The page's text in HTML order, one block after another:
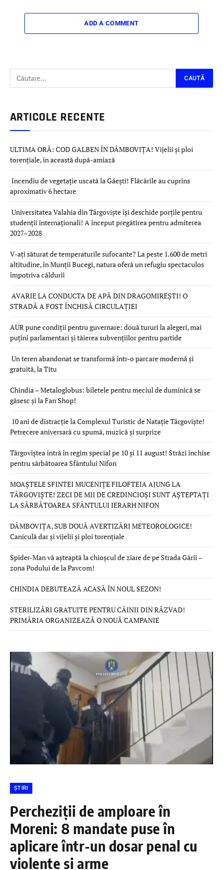
ADD A COMMENT
ARTICOLE RECENTE
ULTIMA ORĂ: COD GALBEN ÎN DÂMBOVIȚA! Vijelii și ploi
torențiale, în această după-amiază
Incendiu de vegetație uscată la Găești! Flăcările au cuprins
aproximativ 6 hectare
Universitatea Valahia din Târgoviște își deschide porțile pentru
studenții internaționali! A început pregătirea pentru admiterea
2027–2028
V-ați săturat de temperaturile sufocante? La peste 1.600 de metri
altitudine, în Munții Bucegi, natura oferă un refugiu spectaculos
împotriva căldurii
AVARIE LA CONDUCTA DE APĂ DIN DRAGOMIREȘTI! O
STRADĂ A FOST ÎNCHISĂ CIRCULAȚIEI
AUR pune condiții pentru guvernare: două tururi la alegeri, mai
puțini parlamentari și tăierea subvențiilor pentru partide
Un teren abandonat se transformă într-o parcare modernă și
gratuită, la Titu
Chindia – Metaloglobus: biletele pentru meciul de duminică se
găsesc și la Fan Shop!
10 ani de distracție la Complexul Turistic de Natație Târgoviște!
Petrecere aniversară cu spumă, muzică și surprize
Târgoviștea intră în regim special pe 10 și 11 august! Străzi închise
pentru sărbătoarea Sfântului Nifon
MOAȘTELE SFINTEI MUCENIȚE FILOFTEIA AJUNG LA
TÂRGOVIȘTE! ZECI DE MII DE CREDINCIOȘI SUNT AȘTEPTAȚI
LA SĂRBĂTOAREA SFÂNTULUI IERARH NIFON
DÂMBOVIȚA, SUB DOUĂ AVERTIZĂRI METEOROLOGICE!
Caniculă dar și vijelii și ploi torențiale
Spider-Man vă așteaptă la chioșcul de ziare de pe Strada Gării –
zona Podului de la Pavcom!
CHINDIA DEBUTEAZĂ ACASĂ ÎN NOUL SEZON!
STERILIZĂRI GRATUITE PENTRU CÂINII DIN RĂZVAD!
PRIMĂRIA ORGANIZEAZĂ O NOUĂ CAMPANIE
ȘTIRI
Percheziții de amploare în
Moreni: 8 mandate puse în
aplicare într-un dosar penal cu
violențe și arme